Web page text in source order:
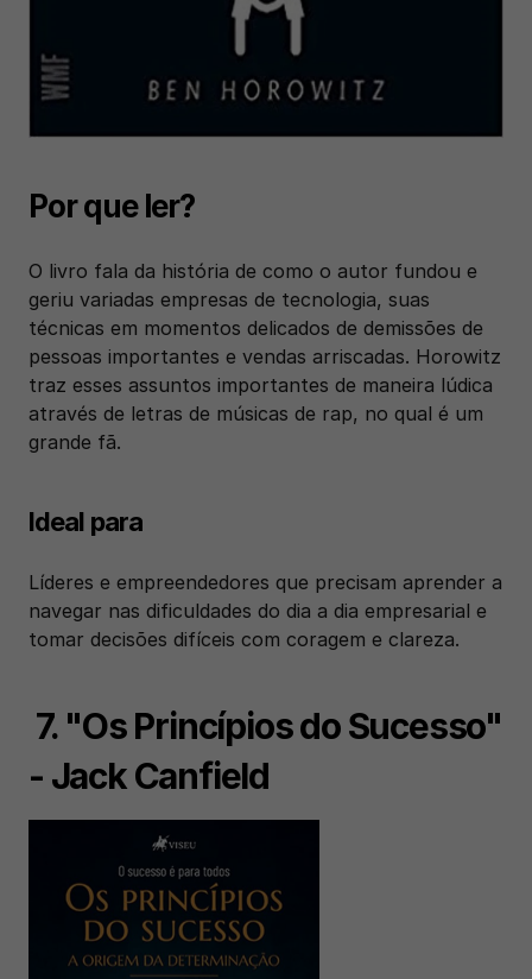
Por que ler?
O livro fala da história de como o autor fundou e
geriu variadas empresas de tecnologia, suas
técnicas em momentos delicados de demissões de
pessoas importantes e vendas arriscadas. Horowitz
traz esses assuntos importantes de maneira lúdica
através de letras de músicas de rap, no qual é um
grande fã.
Ideal para
Líderes e empreendedores que precisam aprender a
navegar nas dificuldades do dia a dia empresarial e
tomar decisões difíceis com coragem e clareza.
7. "Os Princípios do Sucesso"
- Jack Canfield